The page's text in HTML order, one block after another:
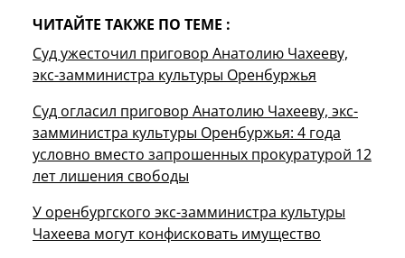
ЧИТАЙТЕ ТАКЖЕ ПО ТЕМЕ :
Суд ужесточил приговор Анатолию Чахееву,
экс-замминистра культуры Оренбуржья
Суд огласил приговор Анатолию Чахееву, экс-
замминистра культуры Оренбуржья: 4 года
условно вместо запрошенных прокуратурой 12
лет лишения свободы
У оренбургского экс-замминистра культуры
Чахеева могут конфисковать имущество